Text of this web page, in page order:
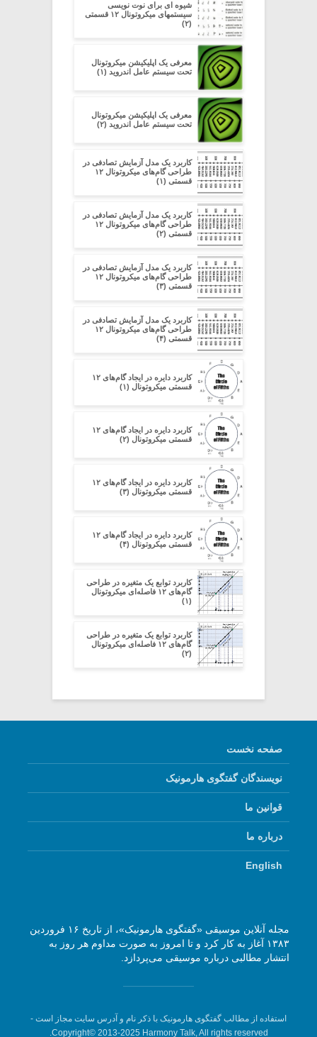
شیوه ای برای نوت نویسی
سیستمهای میکروتونال ۱۲ قسمتی
(۲)
معرفی یک اپلیکیشن میکروتونال
تحت سیستم عامل اندروید (۱)
معرفی یک اپلیکیشن میکروتونال
تحت سیستم عامل اندروید (۲)
کاربرد یک مدل آزمایش تصادفی در
طراحی گام‌های میکروتونال ۱۲
قسمتی (۱)
کاربرد یک مدل آزمایش تصادفی در
طراحی گام‌های میکروتونال ۱۲
قسمتی (۲)
کاربرد یک مدل آزمایش تصادفی در
طراحی گام‌های میکروتونال ۱۲
قسمتی (۳)
کاربرد یک مدل آزمایش تصادفی در
طراحی گام‌های میکروتونال ۱۲
قسمتی (۴)
کاربرد دایره در ایجاد گام‌های ۱۲
قسمتی میکروتونال (۱)
کاربرد دایره در ایجاد گام‌های ۱۲
قسمتی میکروتونال (۲)
کاربرد دایره در ایجاد گام‌های ۱۲
قسمتی میکروتونال (۳)
کاربرد دایره در ایجاد گام‌های ۱۲
قسمتی میکروتونال (۴)
کاربرد توابع یک متغیره در طراحی
گام‌های ۱۲ فاصله‌ای میکروتونال
(۱)
کاربرد توابع یک متغیره در طراحی
گام‌های ۱۲ فاصله‌ای میکروتونال
(۲)
صفحه نخست
نویسندگان گفتگوی هارمونیک
قوانین ما
درباره ما
English
مجله آنلاین موسیقی «گفتگوی هارمونیک»، از تاریخ ۱۶ فروردین
۱۳۸۳ آغاز به کار کرد و تا امروز به صورت مداوم هر روز به
انتشار مطالبی درباره موسیقی می‌پردازد.
استفاده از مطالب گفتگوی هارمونیک با ذکر نام و آدرس سایت مجاز است -
Copyright© 2013-2025 Harmony Talk, All rights reserved.